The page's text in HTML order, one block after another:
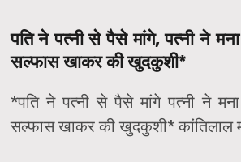
पति ने पत्नी से पैसे मांगे, पत्नी ने
सल्फास खाकर की खुदकुशी*
*पति ने पत्नी से पैसे मांगे पत्नी ने
सल्फास खाकर की खुदकुशी* कांतिलाल